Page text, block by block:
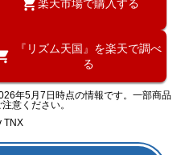
楽天市場で購入する
『リズム天国』を楽天で調べ
る
年5月7日時点の情報です。一部商品
意ください。
TNX